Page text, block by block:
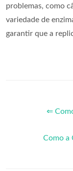
problemas, como
variedade de
garantir que a
⇐
Como a